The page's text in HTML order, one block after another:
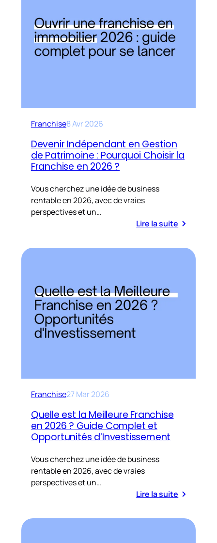
Franchise8 Avr 2026
Devenir Indépendant en Gestion
de Patrimoine : Pourquoi Choisir la
Franchise en 2026 ?
Vous cherchez une idée de business
rentable en 2026, avec de vraies
perspectives et un…
Lire la suite
Franchise27 Mar 2026
Quelle est la Meilleure Franchise
en 2026 ? Guide Complet et
Opportunités d’Investissement
Vous cherchez une idée de business
rentable en 2026, avec de vraies
perspectives et un…
Lire la suite